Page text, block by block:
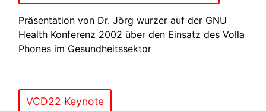
Präsentation von Dr. Jörg wurzer auf der GNU
Health Konferenz 2002 über den Einsatz des Volla
Phones im Gesundheitssektor
VCD22 Keynote